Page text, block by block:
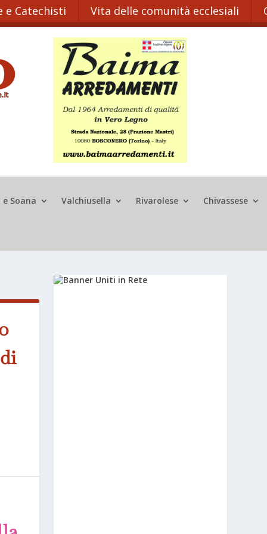
e Catechisti Vita delle comunità ecclesiali
e Soana Valchiusella Rivarolese Chivassese